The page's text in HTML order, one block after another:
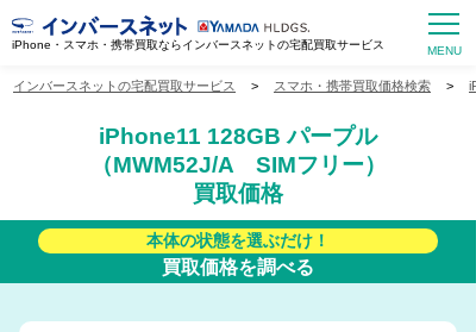
iPhone・スマホ・携帯買取ならインバースネットの宅配買取サービス
インバースネットの宅配買取サービス > スマホ・携帯買取価格検索 >
iPhone11 128GB パープル
（MWM52J/A SIMフリー）
買取価格
本体の状態を選ぶだけ！
買取価格を調べる